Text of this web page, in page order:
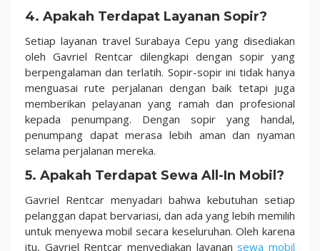
4. Apakah Terdapat Layanan Sopir?
Setiap layanan travel Surabaya Cepu yang disediakan
oleh Gavriel Rentcar dilengkapi dengan sopir yang
berpengalaman dan terlatih. Sopir-sopir ini tidak hanya
menguasai rute perjalanan dengan baik tetapi juga
memberikan pelayanan yang ramah dan profesional
kepada penumpang. Dengan sopir yang handal,
penumpang dapat merasa lebih aman dan nyaman
selama perjalanan mereka.
5. Apakah Terdapat Sewa All-In Mobil?
Gavriel Rentcar menyadari bahwa kebutuhan setiap
pelanggan dapat bervariasi, dan ada yang lebih memilih
untuk menyewa mobil secara keseluruhan. Oleh karena
itu, Gavriel Rentcar menyediakan layanansewa mobil